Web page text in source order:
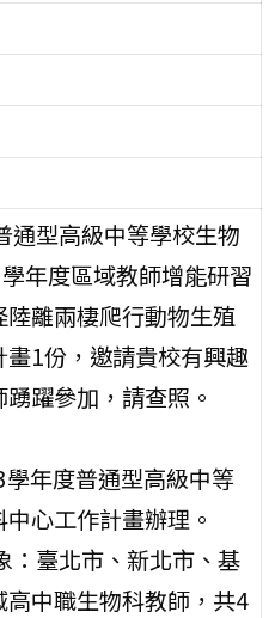
通型高級中等學校生物
年度區域教師增能研習
陸離兩棲爬行動物生殖
1份，邀請貴校有興趣
躍參加，請查照。
年度普通型高級中等
心工作計畫辦理。
：臺北市、新北市、基
高中職生物科教師，共4